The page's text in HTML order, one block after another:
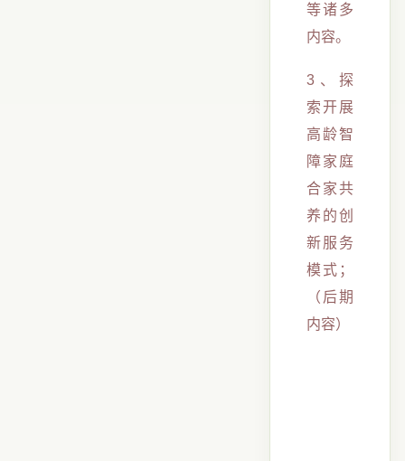
等诸多
内容。
3、探
索开展
高龄智
障家庭
合家共
养的创
新服务
模式；
（后期
内容）